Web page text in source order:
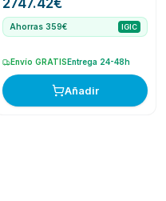
(DT+)
2747.42€
Ahorras 359€ IGIC
Envío GRATIS Entrega 24-48h
Añadir